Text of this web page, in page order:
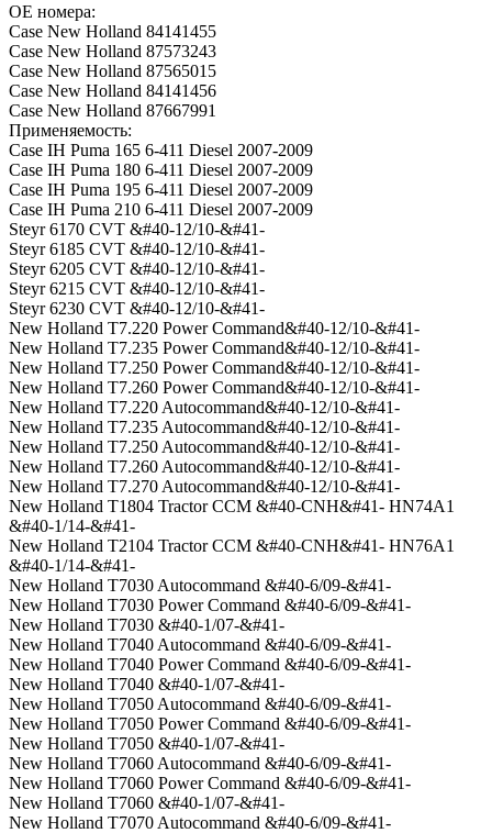
OE номера:
Case New Holland 84141455
Case New Holland 87573243
Case New Holland 87565015
Case New Holland 84141456
Case New Holland 87667991
Применяемость:
Case IH Puma 165 6-411 Diesel 2007-2009
Case IH Puma 180 6-411 Diesel 2007-2009
Case IH Puma 195 6-411 Diesel 2007-2009
Case IH Puma 210 6-411 Diesel 2007-2009
Steyr 6170 CVT &#40-12/10-&#41-
Steyr 6185 CVT &#40-12/10-&#41-
Steyr 6205 CVT &#40-12/10-&#41-
Steyr 6215 CVT &#40-12/10-&#41-
Steyr 6230 CVT &#40-12/10-&#41-
New Holland T7.220 Power Command&#40-12/10-&#41-
New Holland T7.235 Power Command&#40-12/10-&#41-
New Holland T7.250 Power Command&#40-12/10-&#41-
New Holland T7.260 Power Command&#40-12/10-&#41-
New Holland T7.220 Autocommand&#40-12/10-&#41-
New Holland T7.235 Autocommand&#40-12/10-&#41-
New Holland T7.250 Autocommand&#40-12/10-&#41-
New Holland T7.260 Autocommand&#40-12/10-&#41-
New Holland T7.270 Autocommand&#40-12/10-&#41-
New Holland T1804 Tractor CCM &#40-CNH&#41- HN74A1
&#40-1/14-&#41-
New Holland T2104 Tractor CCM &#40-CNH&#41- HN76A1
&#40-1/14-&#41-
New Holland T7030 Autocommand &#40-6/09-&#41-
New Holland T7030 Power Command &#40-6/09-&#41-
New Holland T7030 &#40-1/07-&#41-
New Holland T7040 Autocommand &#40-6/09-&#41-
New Holland T7040 Power Command &#40-6/09-&#41-
New Holland T7040 &#40-1/07-&#41-
New Holland T7050 Autocommand &#40-6/09-&#41-
New Holland T7050 Power Command &#40-6/09-&#41-
New Holland T7050 &#40-1/07-&#41-
New Holland T7060 Autocommand &#40-6/09-&#41-
New Holland T7060 Power Command &#40-6/09-&#41-
New Holland T7060 &#40-1/07-&#41-
New Holland T7070 Autocommand &#40-6/09-&#41-